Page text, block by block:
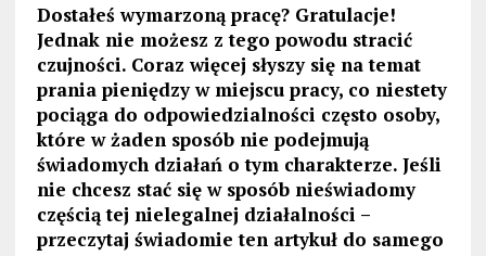
Dostałeś wymarzoną pracę? Gratulacje!
Jednak nie możesz z tego powodu stracić
czujności. Coraz więcej słyszy się na temat
prania pieniędzy w miejscu pracy, co niestety
pociąga do odpowiedzialności często osoby,
które w żaden sposób nie podejmują
świadomych działań o tym charakterze. Jeśli
nie chcesz stać się w sposób nieświadomy
częścią tej nielegalnej działalności –
przeczytaj świadomie ten artykuł do samego